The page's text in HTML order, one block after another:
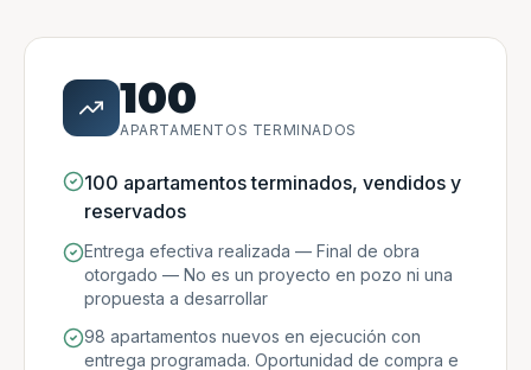
100
APARTAMENTOS TERMINADOS
100 apartamentos terminados, vendidos y
reservados
Entrega efectiva realizada — Final de obra
otorgado — No es un proyecto en pozo ni una
propuesta a desarrollar
98 apartamentos nuevos en ejecución con
entrega programada. Oportunidad de compra e